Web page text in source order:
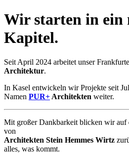
Wir starten in ein
Kapitel.
Seit April 2024 arbeitet unser
Architektur.
In Kasel entwickeln wir Projekte seit
Namen PUR+ Architekten weiter.
Mit großer Dankbarkeit blicken wir auf
von
Architekten Stein Hemmes Wirtz
alles, was kommt.